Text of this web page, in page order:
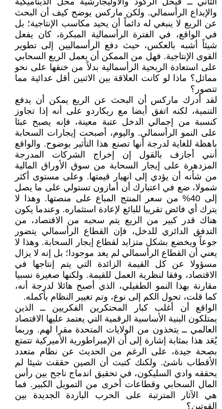
والإبداع الرأسمالي. ولكن ماركس يوضح كيف أن البحث
عن الريع لا ينبغي له دائماً أن يحيد مكاسب الإنتاجية؛ بل
في الواقع، في الفترة الرأسمالية المبكرة، كان يفعل
شيئاً أشبه بالعكس، حيث دفع الرأسماليين إلى تطوير
القوى الإنتاجية. فهل من الممكن أن يعمل الريع السحابي
على استعادة الربحية الرأسمالية بدلاً من خنقها على نحو
مماثل؟ ماذا لو كانت العلاقة بين الاثنين أقل عدائية مما
تتصور؟
لقد أدرك ماركس أن البحث عن الريع يمكن أن يدفع
التنمية، لكنه اتفق أيضا مع ريكاردو على أنه إذا تجاوز
كنسبة من إجمالي الدخل عتبة معينة، فإنه يصبح عبئا
على النمو الرأسمالي. واليوم، أصبحت إيجارات السحابة
باهظة للغاية لدرجة أنها تصنع هذا التأثير بوضوح. والواقع
أنني أجازف بالقول إن إخراج الشركات المدرجة
المزدهرة على إيجار السحابة من سوق الأوراق المالية
من شأنه أن يؤدي إلى انهيار قيمتها. وعلى مستوى أكثر
شمولا، ضع في اعتبارك أن أمازون تستولي على ما يصل
إلى 40% من سعر المنتج المباع على منصتها. وهذا لا
يترك أي فائض تقريبا للبائع لإعادة استثماره. وعندما يكون
هناك قدر كبير من الريع يتم سحبه من الاقتصاد، من
التدفق الدائري للدخل، فإن القطاع الرأسمالي يتضور
جوعاً ويخضع بشكل متزايد لقطاع إيجار السحابة. وهذا لا
يعني أن القطاع الرأسمالي لم يعد موجودا؛ بل إنه لا يزال
مسؤولا عن كل القيمة الزائدة التي يتم إنتاجها في
الاقتصاد، وفقا لنظرية العمل للقيمة. ولكنها صغيرة نسبيا
مقارنة بهذا النمو الطفيلي، الذي أصبح هائلا لدرجة أنه،
كما قلت، تحول الكم إلى نوع، وتم تغيير النظام بأكمله.
الواقع أن أغلب كبار المحتكرين الفكريين ــ الذين
يمتلكون البنية الأساسية الرقمية التي يعتمد عليها الاقتصاد
العالمي ــ يتخذون من الولايات المتحدة مقرا لهم. وربما
يُعَد هذا بمثابة إشارة إلى أن الإمبراطورية الأميركية تتمتع
بصحة جيدة، على الرغم من الحديث عن نظام متعدد
الأقطاب ناشئ. ولكنك كتبت أن الصين حققت شيئا لم
يحققه وادي السليكون، في تحقيق اندماج ناجح بين رأس
المال السحابي وقطاعات أخرى من التمويل الكبير. فما
هي الآثار المترتبة على الحرب الباردة الجديدة بين
القوتين؟